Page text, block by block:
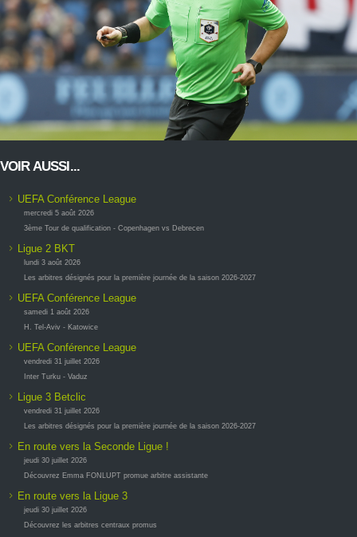
VOIR AUSSI...
UEFA Conférence League
mercredi 5 août 2026
3ème Tour de qualification - Copenhagen vs Debrecen
Ligue 2 BKT
lundi 3 août 2026
Les arbitres désignés pour la première journée de la saison 2026-2027
UEFA Conférence League
samedi 1 août 2026
H. Tel-Aviv - Katowice
UEFA Conférence League
vendredi 31 juillet 2026
Inter Turku - Vaduz
Ligue 3 Betclic
vendredi 31 juillet 2026
Les arbitres désignés pour la première journée de la saison 2026-2027
En route vers la Seconde Ligue !
jeudi 30 juillet 2026
Découvrez Emma FONLUPT promue arbitre assistante
En route vers la Ligue 3
jeudi 30 juillet 2026
Découvrez les arbitres centraux promus